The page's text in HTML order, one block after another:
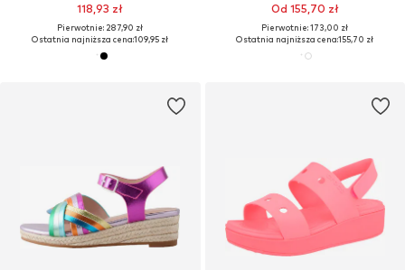
118,93 zł
Pierwotnie: 287,90 zł
Ostatnia najniższa cena:109,95 zł
Od 155,70 zł
Pierwotnie: 173,00 zł
Ostatnia najniższa cena:155,70 zł